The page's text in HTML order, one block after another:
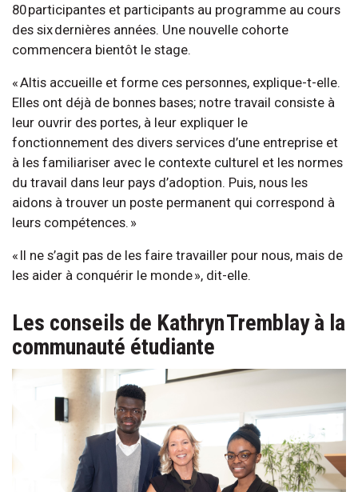
80 participantes et participants au programme au cours
des six dernières années. Une nouvelle cohorte
commencera bientôt le stage.
« Altis accueille et forme ces personnes, explique-t-elle.
Elles ont déjà de bonnes bases; notre travail consiste à
leur ouvrir des portes, à leur expliquer le
fonctionnement des divers services d’une entreprise et
à les familiariser avec le contexte culturel et les normes
du travail dans leur pays d’adoption. Puis, nous les
aidons à trouver un poste permanent qui correspond à
leurs compétences. »
« Il ne s’agit pas de les faire travailler pour nous, mais de
les aider à conquérir le monde », dit-elle.
Les conseils de Kathryn Tremblay à la
communauté étudiante